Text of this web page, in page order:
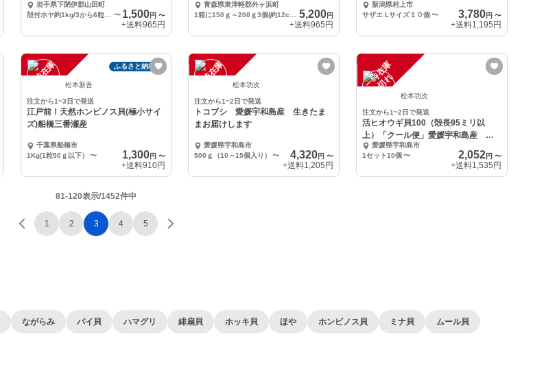
岩手県下閉伊郡山田町
殻付ホヤ約1kg/3から6粒/ふぞろいです
〜 1,500円〜
+送料965円
青森県東津軽郡外ヶ浜町
5,200円
+送料965円
新潟県村上市
サザエ Lサイズ１０個 〜 3,780円 〜
+送料1,195円
一
時
在
庫
切
れ
ふるさと納税可
松本新吾
注文から1~3日で発送
江戸前！天然ホンビノス貝(極小サイ
ズ)船橋三番瀬産
千葉県船橋市
1Kg(1粒50ｇ以下）
〜 1,300円〜
+送料910円
一
時
在
庫
切
れ 松本功次
注文から1~2日で発送
トコブシ 愛媛宇和島産 生きたま
まお届けします
愛媛県宇和島市
500ｇ（10～15個入り）
〜 4,320円〜
+送料1,205円
一
時
在
庫
切
れ
松本功次
注文から1~2日で発送
活ヒオウギ貝100（殻長95ミリ以
上）「クール便」愛媛宇和島産 生
きたままお届け
愛媛県宇和島市
1セット10個 〜 2,052円 〜
+送料1,535円
81-120表示/1452件中
1 2 3 4 5
ながらみ バイ貝 ハマグリ 緋扇貝 ホッキ貝 ほや ホンビノス貝 ミナ貝 ムール貝